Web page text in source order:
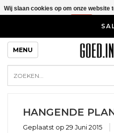
MENU
Blog over
kapstokhaken voor
interieur
HANGENDE
Geplaatst op 29 Juni 2015
Wij slaan cookies op om onze website